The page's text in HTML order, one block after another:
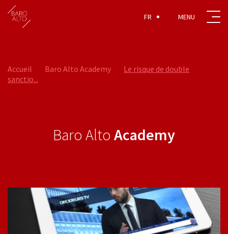
FR
Accueil Baro Alto Academy
Le risque de double
sanctio...
Baro Alto Academy